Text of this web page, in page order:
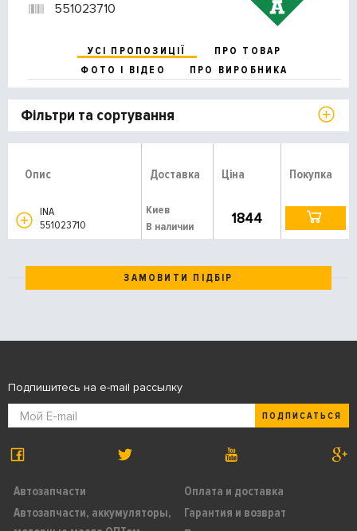
551023710
УСІ ПРОПОЗИЦІЇ
ПРО ТОВАР
ФОТО І ВІДЕО
ПРО ВИРОБНИКА
Фільтри та сортування
Опис Доставка Ціна Покупка
INA
551023710
Киев
В наличии
1844
ЗАМОВИТИ ПІДБІР
Автозапчасти
Автозапчасти, аккумуляторы,
Оплата и доставка
Гарантия и возврат
Подпишитесь на e-mail рассылку
ПОДПИСАТЬСЯ